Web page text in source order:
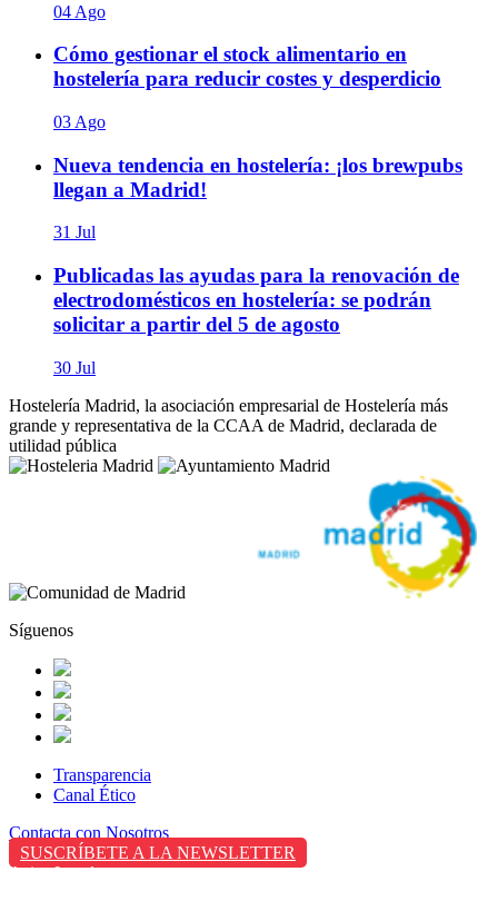
04 Ago
Cómo gestionar el stock alimentario en
hostelería para reducir costes y desperdicio
03 Ago
Nueva tendencia en hostelería: ¡los brewpubs
llegan a Madrid!
31 Jul
Publicadas las ayudas para la renovación de
electrodomésticos en hostelería: se podrán
solicitar a partir del 5 de agosto
30 Jul
Hostelería Madrid, la asociación empresarial de Hostelería más
grande y representativa de la CCAA de Madrid, declarada de
utilidad pública
Síguenos
Transparencia
Canal Ético
Contacta con Nosotros
SUSCRÍBETE A LA NEWSLETTER
Aviso Legal